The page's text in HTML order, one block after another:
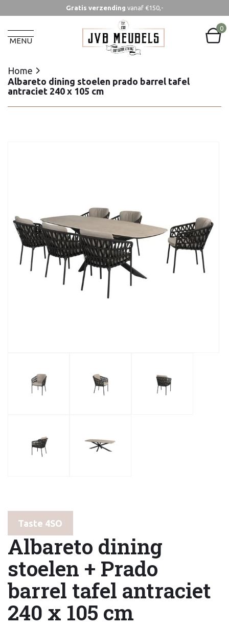
Gratis verzending vanaf €150,-
MENU
0
Home
Albareto dining stoelen prado barrel tafel
antraciet 240 x 105 cm
Home
Albareto dining stoelen prado barrel tafel
antraciet 240 x 105 cm
Taste 4SO
Albareto dining
stoelen + Prado
barrel tafel antraciet
240 x 105 cm